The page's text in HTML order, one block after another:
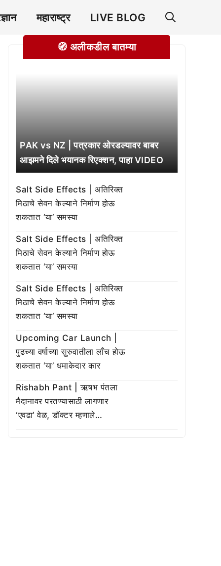
महाराष्ट्र LIVE BLOG
🧭 अलीकडील बातम्या
PAK vs NZ | पत्रकार ओरडल्यावर बाबर
आझमने दिले भयानक रिएक्शन, पाहा VIDEO
Salt Side Effects | अतिरिक्त
मिठाचे सेवन केल्याने निर्माण होऊ
शकतात ‘या’ समस्या
Salt Side Effects | अतिरिक्त
मिठाचे सेवन केल्याने निर्माण होऊ
शकतात ‘या’ समस्या
Salt Side Effects | अतिरिक्त
मिठाचे सेवन केल्याने निर्माण होऊ
शकतात ‘या’ समस्या
Upcoming Car Launch |
पुढच्या वर्षाच्या सुरुवातीला लाँच होऊ
शकतात ‘या’ धमाकेदार कार
Rishabh Pant | ऋषभ पंतला
मैदानावर परतण्यासाठी लागणार
‘एवढा’ वेळ, डॉक्टर म्हणाले…